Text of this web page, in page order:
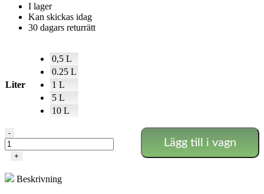
I lager
Kan skickas idag
30 dagars returrätt
Liter
0,5 L
0.25 L
1 L
5 L
10 L
BIOBIZZ
BIO
BLOOM
-
+
Lägg till i vagn
Beskrivning